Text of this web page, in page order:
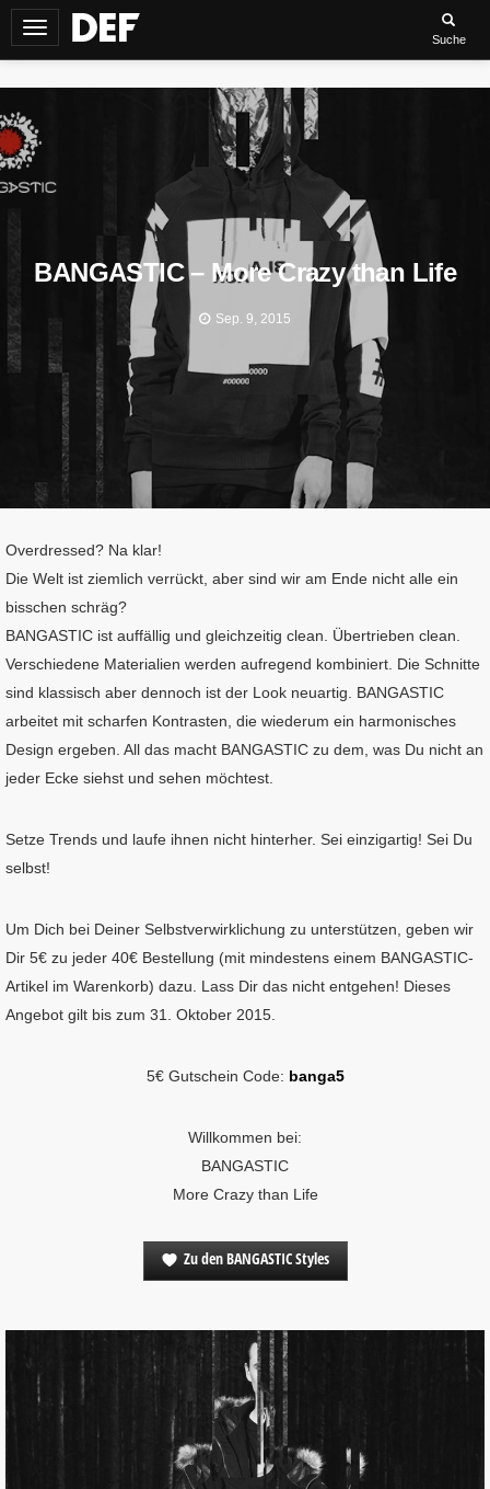
Navigation
umschalten
Suche
BANGASTIC – More Crazy than Life
Sep. 9, 2015
Overdressed? Na klar!
Die Welt ist ziemlich verrückt, aber sind wir am Ende nicht alle ein
bisschen schräg?
BANGASTIC ist auffällig und gleichzeitig clean. Übertrieben clean.
Verschiedene Materialien werden aufregend kombiniert. Die Schnitte
sind klassisch aber dennoch ist der Look neuartig. BANGASTIC
arbeitet mit scharfen Kontrasten, die wiederum ein harmonisches
Design ergeben. All das macht BANGASTIC zu dem, was Du nicht an
jeder Ecke siehst und sehen möchtest.
Setze Trends und laufe ihnen nicht hinterher. Sei einzigartig! Sei Du
selbst!
Um Dich bei Deiner Selbstverwirklichung zu unterstützen, geben wir
Dir 5€ zu jeder 40€ Bestellung (mit mindestens einem BANGASTIC-
Artikel im Warenkorb) dazu. Lass Dir das nicht entgehen! Dieses
Angebot gilt bis zum 31. Oktober 2015.
5€ Gutschein Code: banga5
Willkommen bei:
BANGASTIC
More Crazy than Life
Zu den BANGASTIC Styles